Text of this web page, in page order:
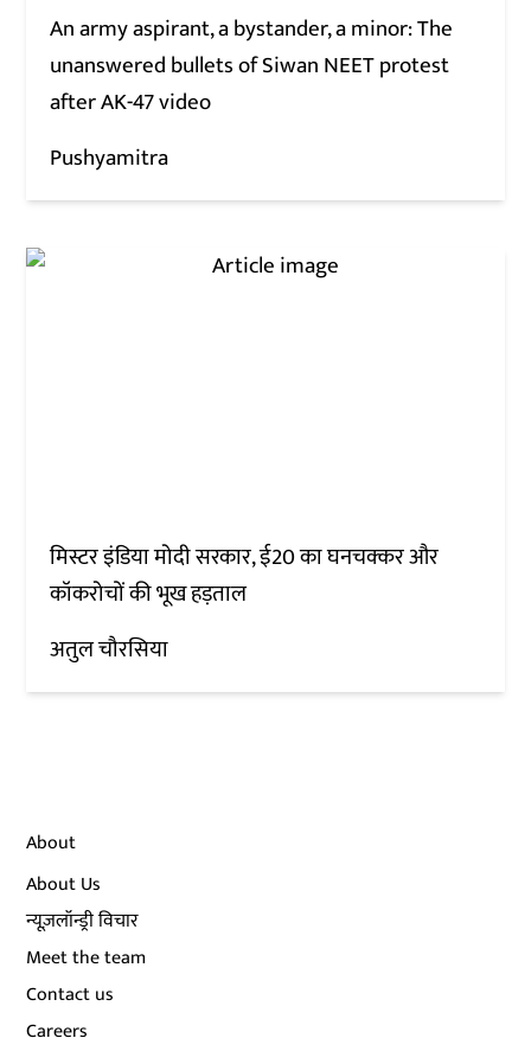
An army aspirant, a bystander, a minor: The
unanswered bullets of Siwan NEET protest
after AK-47 video
Pushyamitra
मिस्टर इंडिया मोदी सरकार, ई20 का घनचक्कर और
कॉकरोचों की भूख हड़ताल
अतुल चौरसिया
About
About Us
न्यूज़लॉन्ड्री विचार
Meet the team
Contact us
Careers